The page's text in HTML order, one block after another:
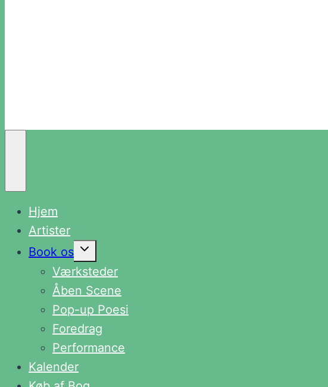
Hjem
Artister
Book os Skift
undermenu
Værksteder
Åben Scene
Pop-up Poesi
Foredrag
Performance
Kalender